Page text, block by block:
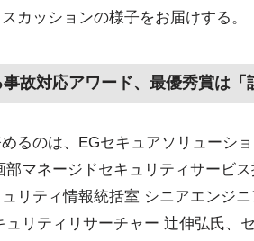
カッションの様子をお届けする。
故対応アワード、最優秀賞は「
るのは、EGセキュアソリューシ
マネージドセキュリティサービ
リティ情報統括室 シニアエンジ
リティリサーチャー 辻伸弘氏、